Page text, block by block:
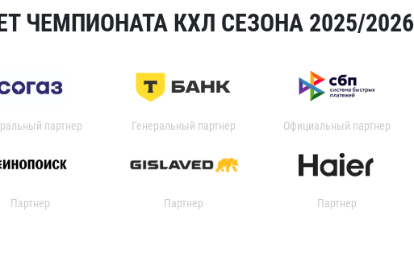
ЧЕМПИОНАТА КХЛ СЕЗОНА 2025/2026
партнер Генеральный партнер Официальный партнер
Партнер Партнер Партнер